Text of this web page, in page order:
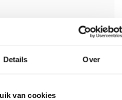
Details Over
van cookies
op onze klantenservice pagina.